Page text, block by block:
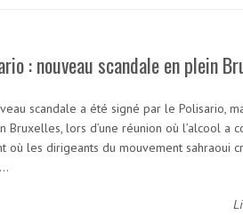
: nouveau scandale en plein
scandale a été signé par le Polisario,
Bruxelles, lors d’une réunion où l’alcool a
où les dirigeants du mouvement sahraoui